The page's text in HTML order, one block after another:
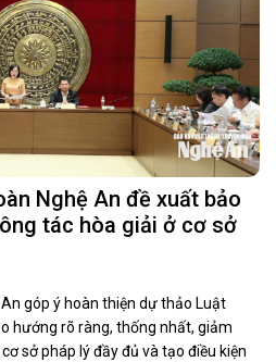
Nghệ An đề xuất bảo
tác hòa giải ở cơ sở
góp ý hoàn thiện dự thảo Luật
hướng rõ ràng, thống nhất, giảm
sở pháp lý đầy đủ và tạo điều kiện